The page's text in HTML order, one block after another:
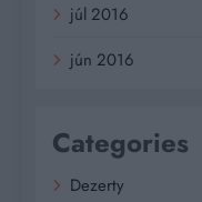
júl 2016
jún 2016
Categories
Dezerty